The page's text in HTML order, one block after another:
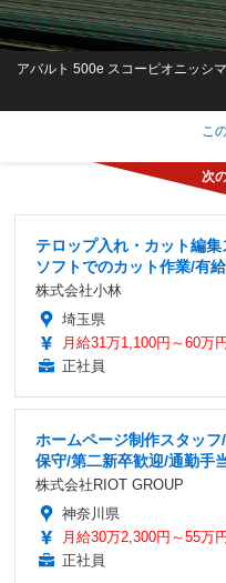
アバルト 500e スコーピオニッシ
こ
テロップ入れ・カット編
ソフトでのカット作業/有
株式会社小林
埼玉県
月給31万1,100円～60万円
正社員
ホームページ制作スタッ
保守/第二新卒歓迎/通勤手
株式会社RIOT GROUP
神奈川県
月給30万2,300円～55万円
正社員